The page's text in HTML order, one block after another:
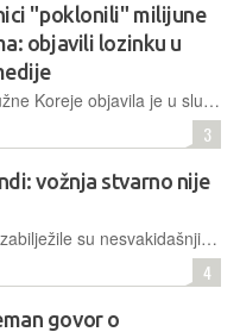
"poklonili" milijune
objavili lozinku u
Porezna uprava Južne Koreje objavila je u službenom priopćenju nezaštićene fotografije sigurnosnih fraza digitalnih novčanika zaplijenjenih od poreznih dužnika, omogućivši tako brzo pražnjenje walleta
3
vožnja stvarno nije
Nadzorne kamere zabilježile su nesvakidašnji niz pogrešaka vozača koji je, neopreznim kretanjem i penjanjem na nogostup, u manje od minute prouzročio više incidenata
4
govor o